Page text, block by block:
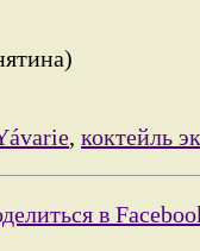
,коктейль
в